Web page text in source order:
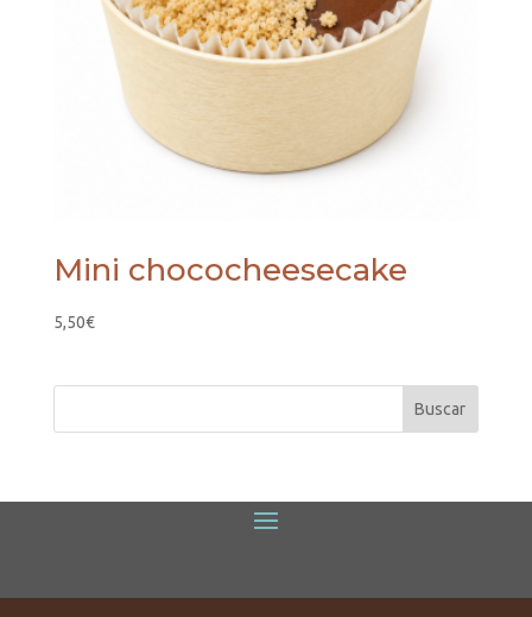
Mini chococheesecake
5,50€